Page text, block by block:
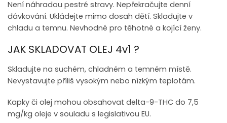
Není náhradou pestré stravy. Nepřekračujte denní
dávkování. Ukládejte mimo dosah dětí. Skladujte v
chladu a temnu. Nevhodné pro těhotné a kojící ženy.
JAK SKLADOVAT OLEJ 4v1 ?
Skladujte na suchém, chladném a temném místě.
Nevystavujte příliš vysokým nebo nízkým teplotám.
Kapky či olej mohou obsahovat delta-9-THC do 7,5
mg/kg oleje v souladu s legislativou EU.